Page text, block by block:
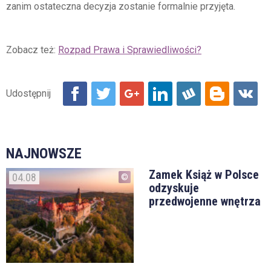
zanim ostateczna decyzja zostanie formalnie przyjęta.
Zobacz też: Rozpad Prawa i Sprawiedliwości?
NAJNOWSZE
04.08
Zamek Książ w Polsce
odzyskuje
przedwojenne wnętrza